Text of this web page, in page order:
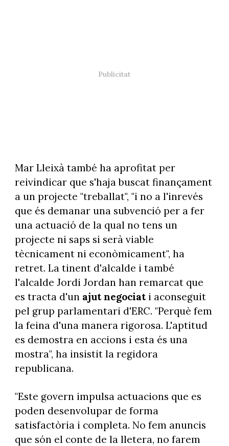
Mar Lleixà també ha aprofitat per
reivindicar que s'haja buscat finançament
a un projecte "treballat", "i no a l'inrevés
que és demanar una subvenció per a fer
una actuació de la qual no tens un
projecte ni saps si serà viable
tècnicament ni econòmicament", ha
retret. La tinent d'alcalde i també
l'alcalde Jordi Jordan han remarcat que
es tracta d'un ajut negociati aconseguit
pel grup parlamentari d'ERC. "Perquè fem
la feina d'una manera rigorosa. L'aptitud
es demostra en accions i esta és una
mostra", ha insistit la regidora
republicana.
"Este govern impulsa actuacions que es
poden desenvolupar de forma
satisfactòria i completa. No fem anuncis
que són el conte de la lletera, no farem